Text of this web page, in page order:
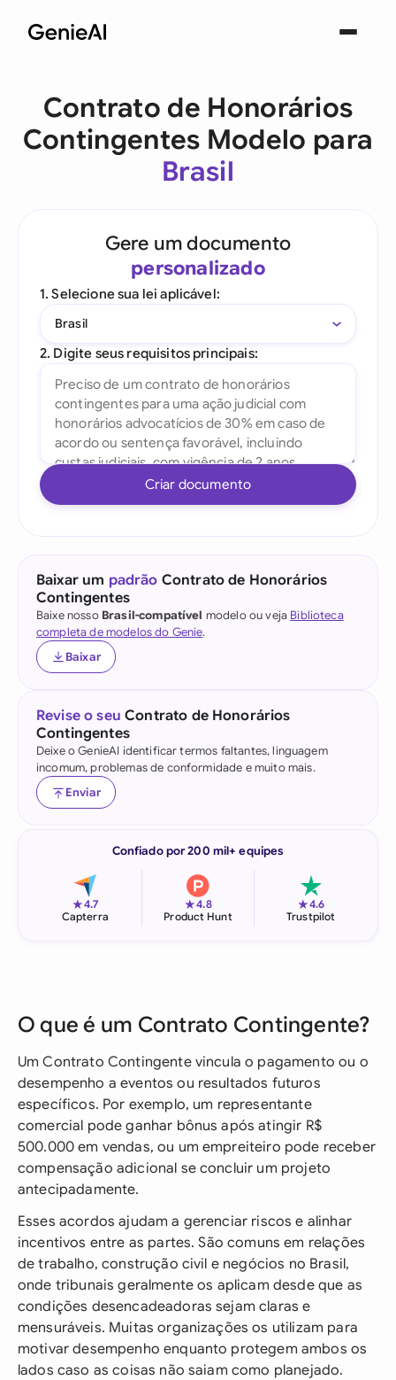
Contrato de Honorários
Contingentes Modelo para
Brasil
Gere um documento
personalizado
1. Selecione sua lei aplicável:
Brasil
2. Digite seus requisitos principais:
Criar documento
Baixar um padrão Contrato de Honorários
Contingentes
Baixe nosso Brasil-compatível modelo ou veja Biblioteca
completa de modelos do Genie.
Baixar
Revise o seu Contrato de Honorários
Contingentes
Deixe o GenieAI identificar termos faltantes, linguagem
incomum, problemas de conformidade e muito mais.
Enviar
Confiado por 200 mil+ equipes
★4.7
Capterra
★4.8
Product Hunt
★4.6
Trustpilot
O que é um Contrato Contingente?
Um Contrato Contingente vincula o pagamento ou o
desempenho a eventos ou resultados futuros
específicos. Por exemplo, um representante
comercial pode ganhar bônus após atingir R$
500.000 em vendas, ou um empreiteiro pode receber
compensação adicional se concluir um projeto
antecipadamente.
Esses acordos ajudam a gerenciar riscos e alinhar
incentivos entre as partes. São comuns em relações
de trabalho, construção civil e negócios no Brasil,
onde tribunais geralmente os aplicam desde que as
condições desencadeadoras sejam claras e
mensuráveis. Muitas organizações os utilizam para
motivar desempenho enquanto protegem ambos os
lados caso as coisas não saiam como planejado.